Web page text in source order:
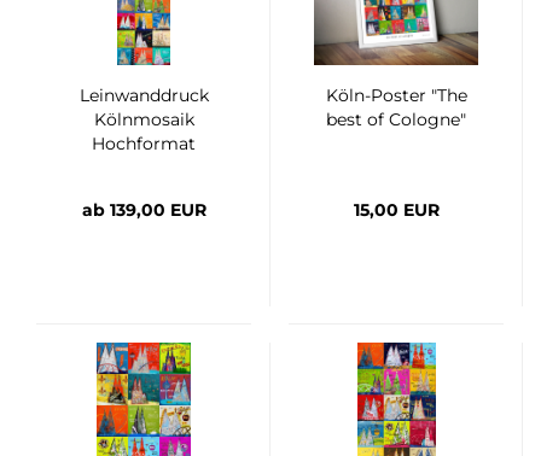
Leinwanddruck
Kölnmosaik
Hochformat
ab 139,00 EUR
Köln-Poster "The
best of Cologne"
15,00 EUR